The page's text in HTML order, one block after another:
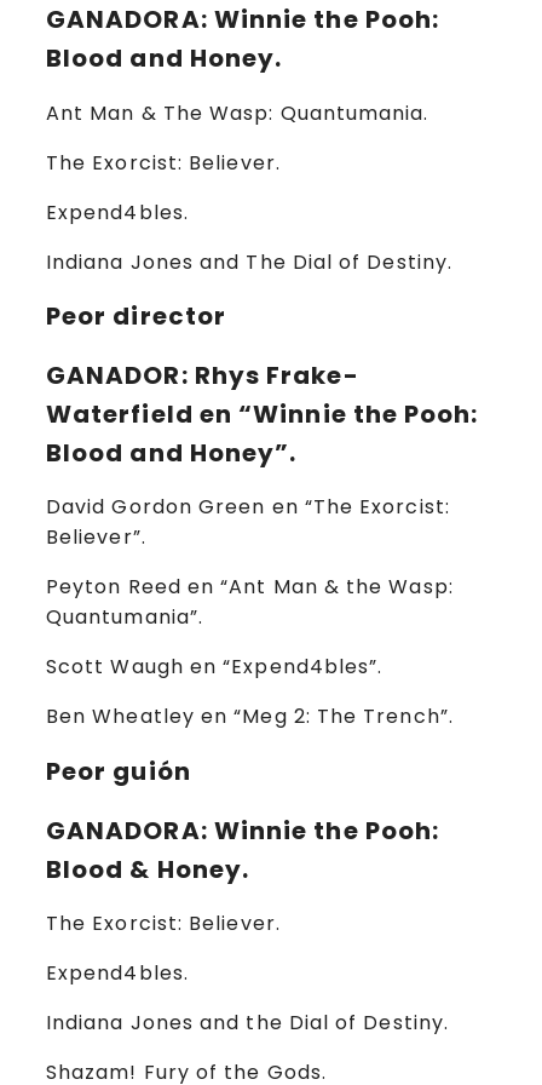
GANADORA: Winnie the Pooh:
Blood and Honey.
Ant Man & The Wasp: Quantumania.
The Exorcist: Believer.
Expend4bles.
Indiana Jones and The Dial of Destiny.
Peor director
GANADOR: Rhys Frake-
Waterfield en “Winnie the Pooh:
Blood and Honey”.
David Gordon Green en “The Exorcist:
Believer”.
Peyton Reed en “Ant Man & the Wasp:
Quantumania”.
Scott Waugh en “Expend4bles”.
Ben Wheatley en “Meg 2: The Trench”.
Peor guión
GANADORA: Winnie the Pooh:
Blood & Honey.
The Exorcist: Believer.
Expend4bles.
Indiana Jones and the Dial of Destiny.
Shazam! Fury of the Gods.